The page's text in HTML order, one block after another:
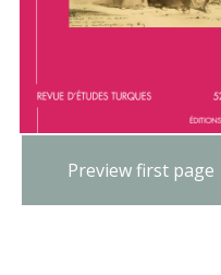
Preview first page